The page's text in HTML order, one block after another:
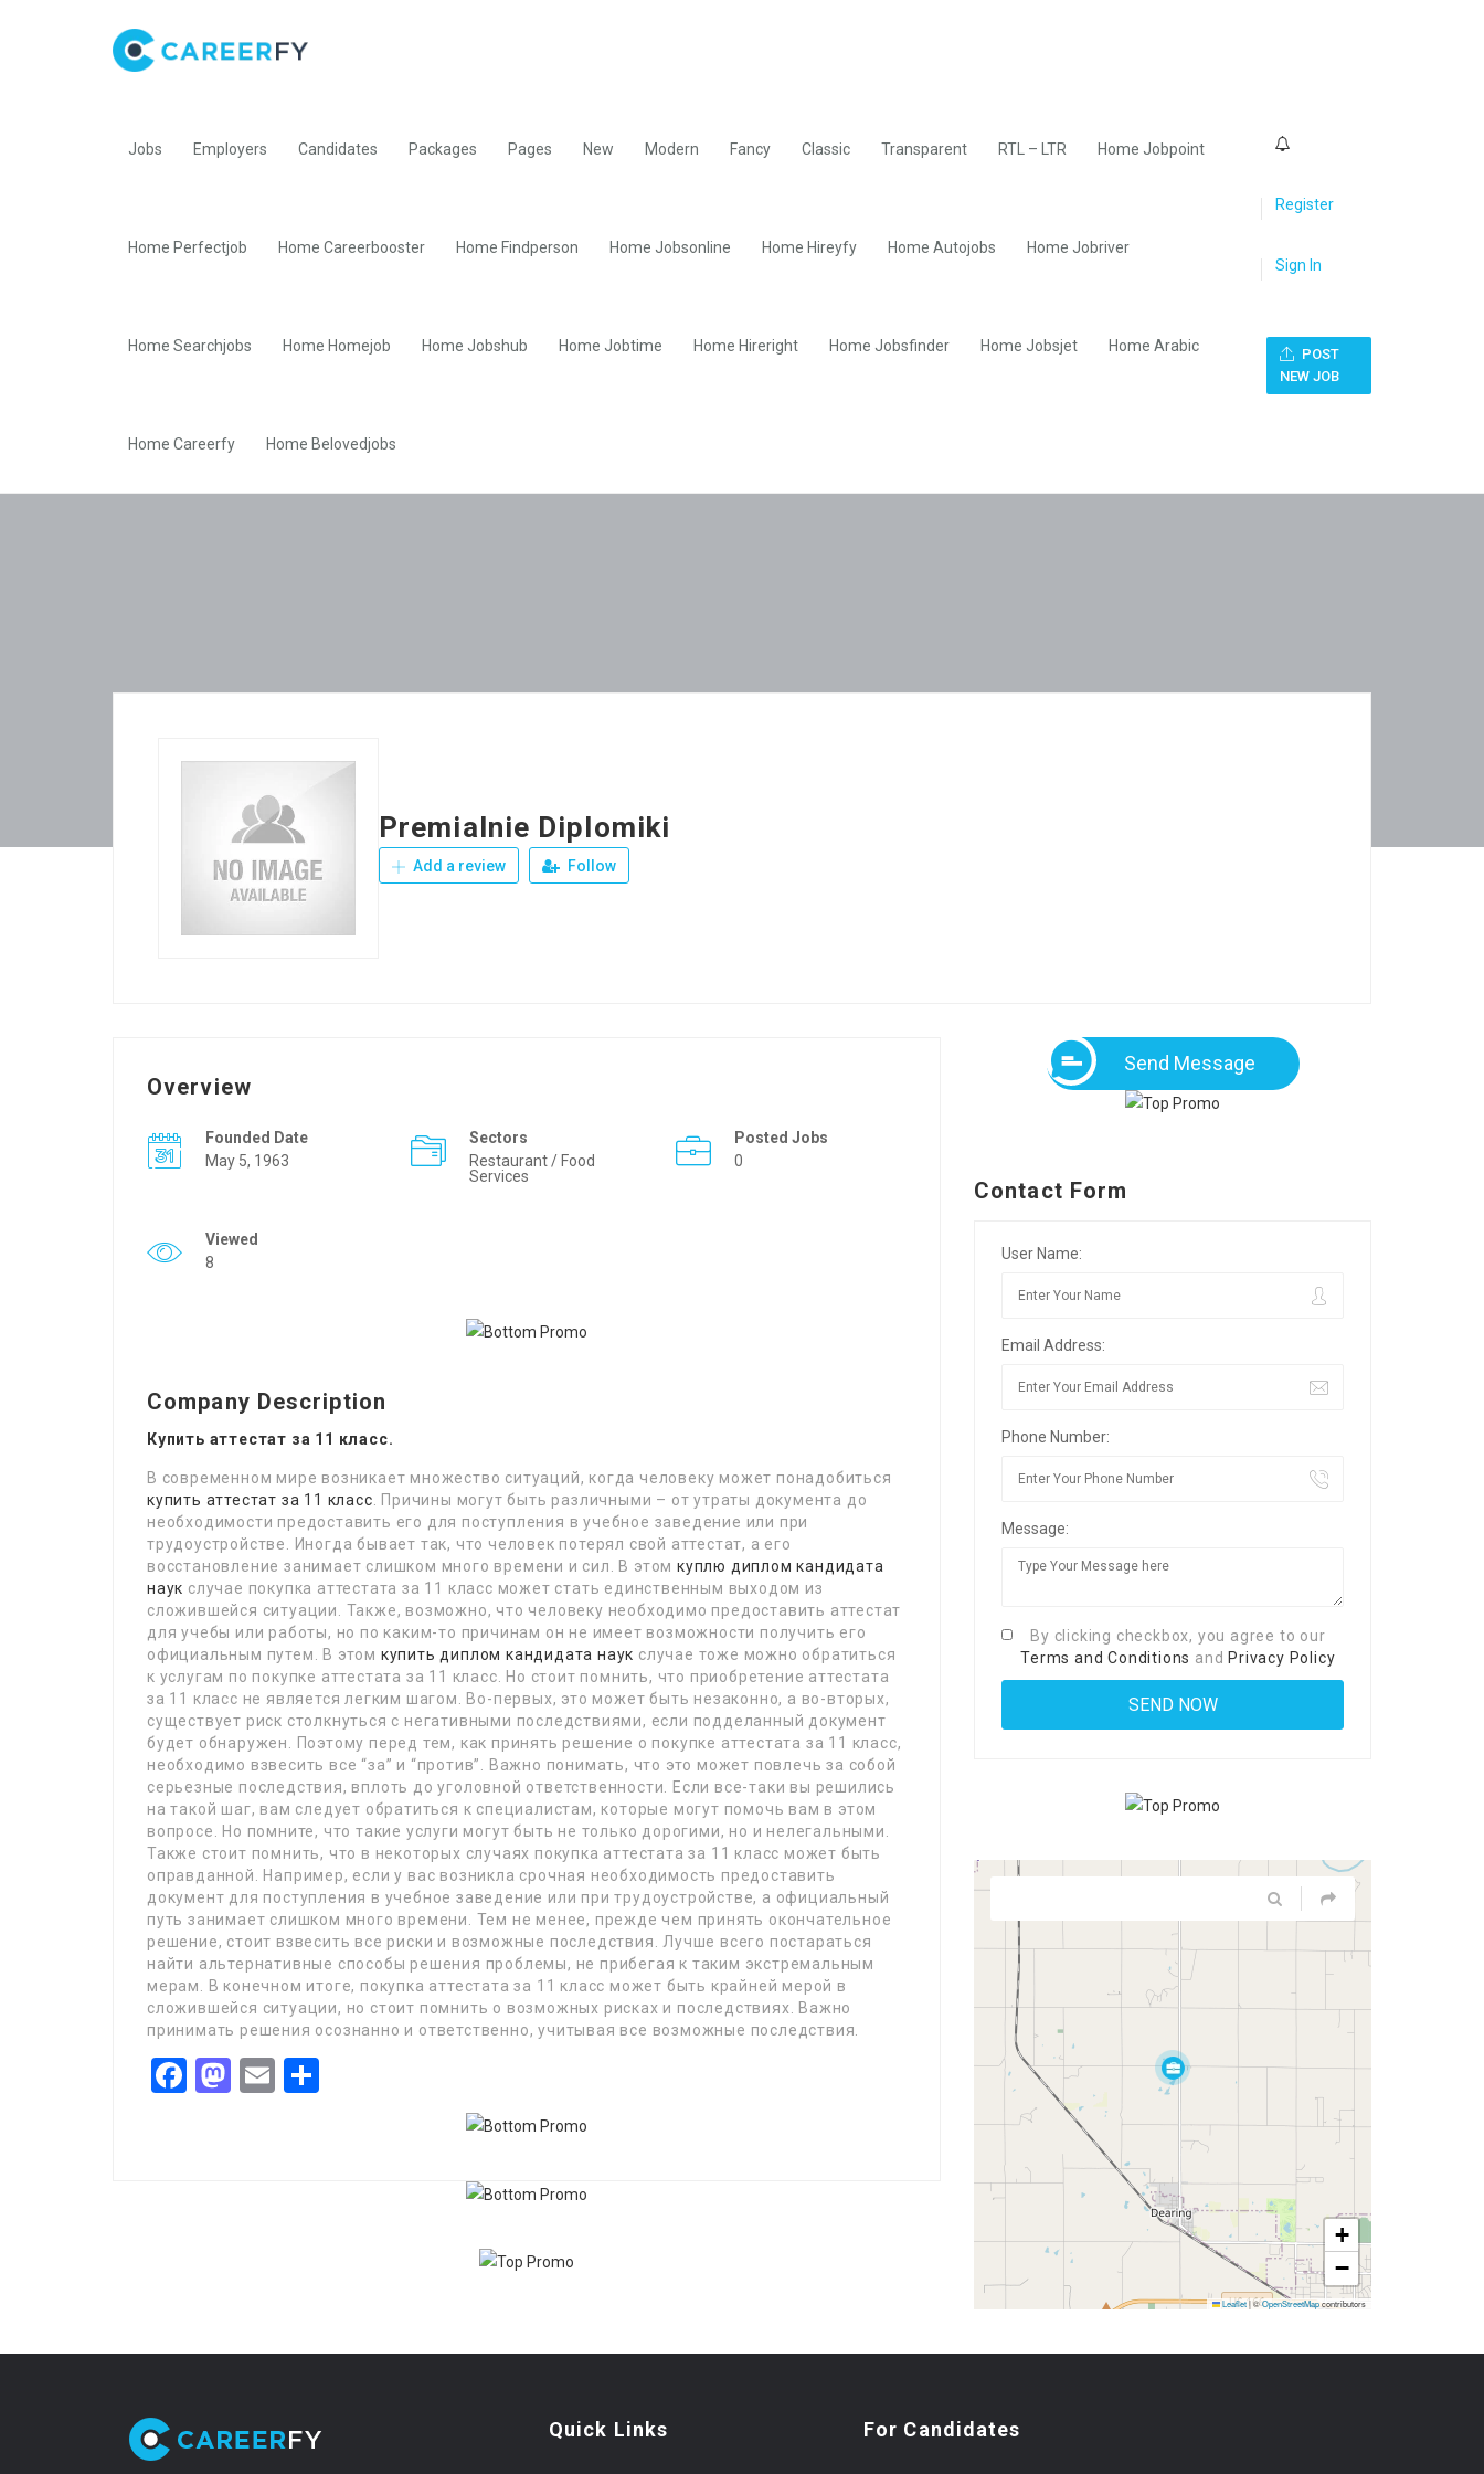
Jobs Employers Candidates Packages Pages New Modern Fancy Classic Transparent RTL – LTR Home Jobpoint
Home Perfectjob Home Careerbooster Home Findperson Home Jobsonline Home Hireyfy Home Autojobs Home Jobriver
Home Searchjobs Home Homejob Home Jobshub Home Jobtime Home Hireright Home Jobsfinder Home Jobsjet Home Arabic
Home Careerfy Home Belovedjobs
Register
Sign In
POST
NEW JOB
Premialnie Diplomiki
Add a review Follow
Overview
Founded Date
May 5, 1963
Sectors
Restaurant / Food
Services
Posted Jobs
0
Viewed
8
Company Description
Купить аттестат за 11 класс.
В современном мире возникает множество ситуаций, когда человеку может понадобиться
купить аттестат за 11 класс . Причины могут быть различными – от утраты документа до
необходимости предоставить его для поступления в учебное заведение или при
трудоустройстве. Иногда бывает так, что человек потерял свой аттестат, а его
восстановление занимает слишком много времени и сил. В этом куплю диплом кандидата
наук случае покупка аттестата за 11 класс может стать единственным выходом из
сложившейся ситуации. Также, возможно, что человеку необходимо предоставить аттестат
для учебы или работы, но по каким-то причинам он не имеет возможности получить его
официальным путем. В этом купить диплом кандидата наук случае тоже можно обратиться
к услугам по покупке аттестата за 11 класс. Но стоит помнить, что приобретение аттестата
за 11 класс не является легким шагом. Во-первых, это может быть незаконно, а во-вторых,
существует риск столкнуться с негативными последствиями, если подделанный документ
будет обнаружен. Поэтому перед тем, как принять решение о покупке аттестата за 11 класс,
необходимо взвесить все “за” и “против”. Важно понимать, что это может повлечь за собой
серьезные последствия, вплоть до уголовной ответственности. Если все-таки вы решились
на такой шаг, вам следует обратиться к специалистам, которые могут помочь вам в этом
вопросе. Но помните, что такие услуги могут быть не только дорогими, но и нелегальными.
Также стоит помнить, что в некоторых случаях покупка аттестата за 11 класс может быть
оправданной. Например, если у вас возникла срочная необходимость предоставить
документ для поступления в учебное заведение или при трудоустройстве, а официальный
путь занимает слишком много времени. Тем не менее, прежде чем принять окончательное
решение, стоит взвесить все риски и возможные последствия. Лучше всего постараться
найти альтернативные способы решения проблемы, не прибегая к таким экстремальным
мерам. В конечном итоге, покупка аттестата за 11 класс может быть крайней мерой в
сложившейся ситуации, но стоит помнить о возможных рисках и последствиях. Важно
принимать решения осознанно и ответственно, учитывая все возможные последствия.
Facebook
Mastodon
Email
Send Message
Contact Form
User Name:
Email Address:
Phone Number:
Message:
By clicking checkbox, you agree to our
Terms and Conditions and Privacy Policy
+
−
Leaflet|©OpenStreetMapcontributors
Quick Links For Candidates